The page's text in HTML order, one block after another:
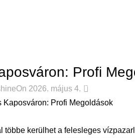
Profi
On 2026. május 4. 0
kerülhet a felesleges